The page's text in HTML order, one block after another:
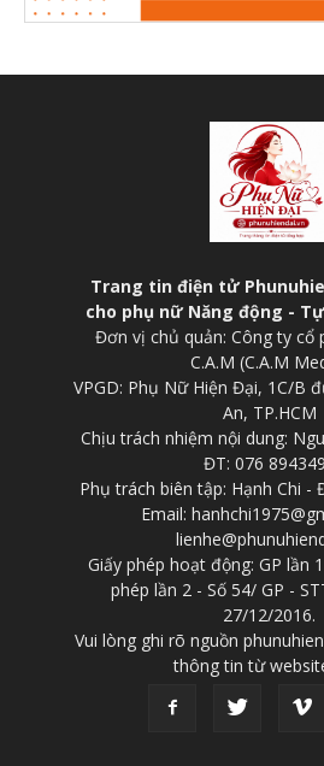
Trang tin điện tử
cho phụ nữ Năng động -
Đơn vị chủ quản: Công ty cổ
C.A.M (C.A.M
VPGD: Phụ Nữ Hiện Đại, 1C/B
An, TP.HCM
Chịu trách nhiệm nội dung:
ĐT: 076
Phụ trách biên tập: Hạnh Chi -
Email:
Giấy phép hoạt động: GP lần
phép lần 2 - Số 54/ GP -
27/12/2016.
Vui lòng ghi rõ nguồn
thông tin từ